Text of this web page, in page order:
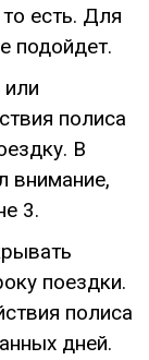
есть. Для
подойдет.
полиса
В
внимание,
3.
поездки.
полиса
дней.